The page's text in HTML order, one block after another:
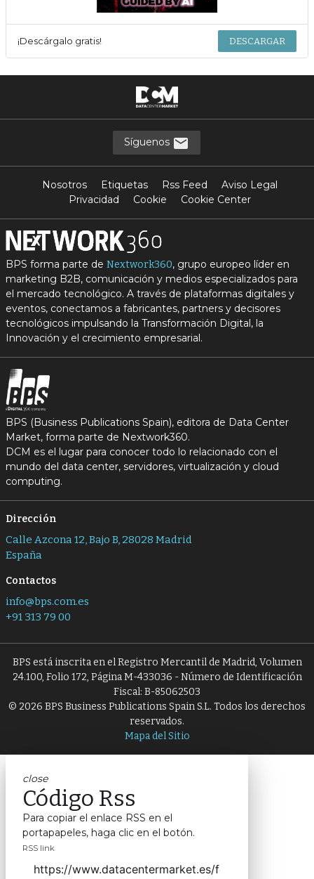
¡Descárgalo gratis! DESCARGAR
Síguenos
Nosotros Etiquetas Rss Feed
Aviso Legal
Privacidad
Cookie Cookie Center
BPS forma parte de Nextwork360, grupo europeo líder en
marketing B2B, comunicación y medios especializados para
el mercado tecnológico. A través de plataformas digitales y
eventos, conectamos a fabricantes, partners y decisores
tecnológicos impulsando la Transformación Digital, la
Innovación y el crecimiento empresarial.
BPS (Business Publications Spain), editora de Data Center
Market, forma parte de Nextwork360.
DCM es el lugar para conocer todo lo relacionado con el
mundo del data center, servidores, virtualización y cloud
computing.
Dirección
Calle Azcona 12, Bajo B, 28028 Madrid
España
Contactos
info@bps.com.es
+91 313 79 00
BPS está inscrita en el Registro Mercantil de Madrid, Volumen
24.100, Folio 172, Página M-433036 - Número de Identificación
Fiscal: B-85062503
© 2026 BPS Business Publications Spain S.L. Todos los derechos
reservados.
Mapa del Sitio
close
Código Rss
Para copiar el enlace RSS en el
portapapeles, haga clic en el botón.
RSS link